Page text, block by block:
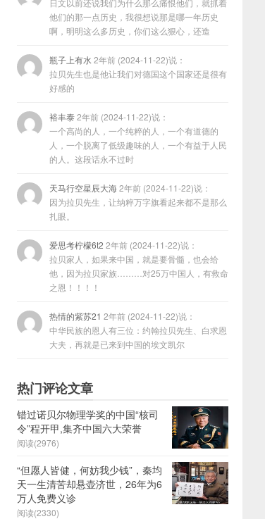
日文以前还说我们为什么那么痛恨他们，就抓着
他们的那一点历史，我很想说那是哪一年历史
啊，明明这么多历史，你们这么狠心，还造
瓶子上有水 2年前 (2024-11-22)说：
拉贝先生也是他让我们对德国这个国家还是很有
好感的
裕丰泰2年前 (2024-11-22)说：
一个高尚的人，一个纯粹的人，一个有道德的
人，一个脱离了低级趣味的人，一个有益于人民
的人。这段话永不过时
天马行空星辰大海2年前 (2024-11-22)说：
因为拉贝先生，让纳粹万字旗看起来都不是那么
扎眼。
爱思考柠檬6t2 2年前 (2024-11-22)说：
拉贝家人，如果来中国，就是要骨髓，也会给
他，因为拉贝家族………对25万中国人，有救命
之恩！！！！
热情的紫苏21 2年前 (2024-11-22)说：
中华民族的恩人有三位：约翰拉贝先生、白求恩
大夫，再就是已来到中国的埃文凯尔
热门评论文章
错过诺贝尔物理学奖的中国“核司
令”程开甲,集齐中国六大荣誉
阅读(2976)
“但愿人皆健，何妨我少钱”，秦均
天一生清苦却悬壶济世，26年为6
万人免费义诊
阅读(2330)